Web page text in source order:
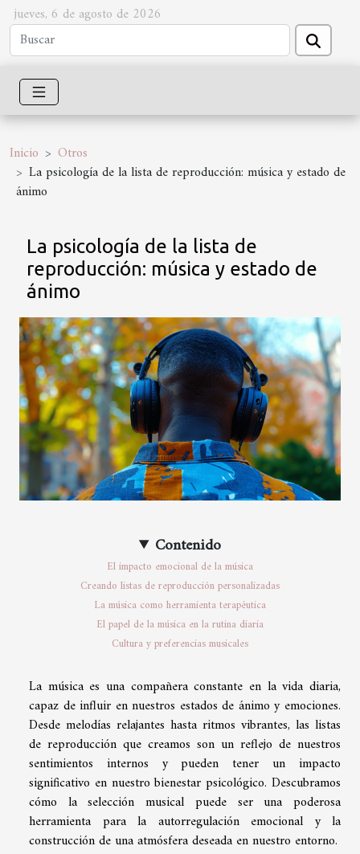
jueves, 6 de agosto de 2026
Inicio
Otros
La psicología de la lista de reproducción: música y estado de
ánimo
La psicología de la lista de
reproducción: música y estado de
ánimo
Contenido
El impacto emocional de la música
Creando listas de reproducción personalizadas
La música como herramienta terapéutica
El papel de la música en la rutina diaria
Cultura y preferencias musicales
La música es una compañera constante en la vida diaria,
capaz de influir en nuestros estados de ánimo y emociones.
Desde melodías relajantes hasta ritmos vibrantes, las listas
de reproducción que creamos son un reflejo de nuestros
sentimientos internos y pueden tener un impacto
significativo en nuestro bienestar psicológico. Descubramos
cómo la selección musical puede ser una poderosa
herramienta para la autorregulación emocional y la
construcción de una atmósfera deseada en nuestro entorno.